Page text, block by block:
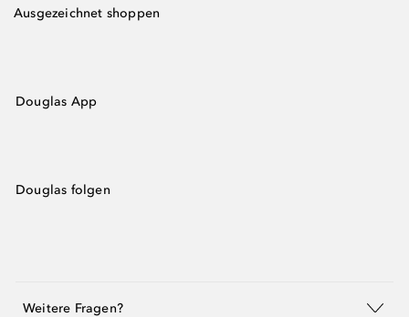
Ausgezeichnet shoppen
Douglas App
Douglas folgen
Weitere Fragen?